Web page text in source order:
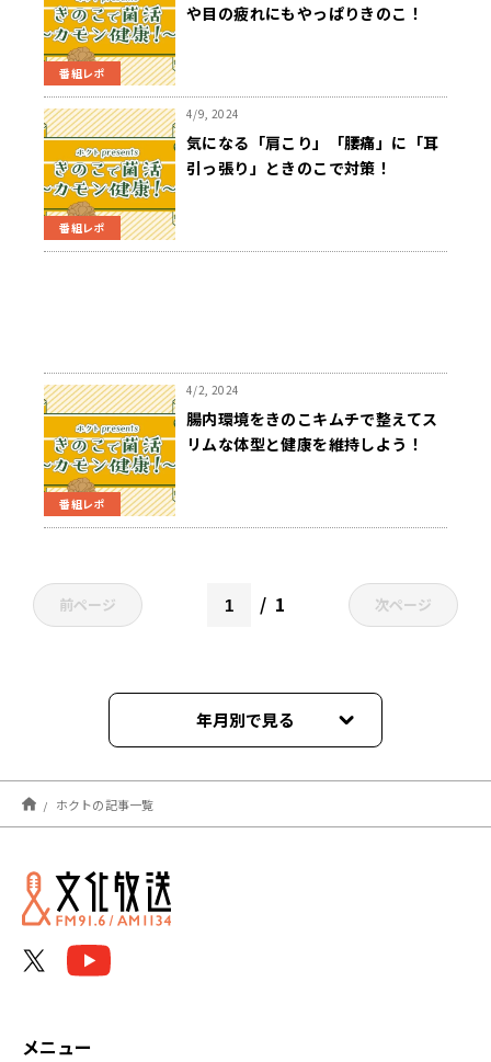
番組レポ
や目の疲れにもやっぱりきのこ！
番組レポ
4/9, 2024
気になる「肩こり」「腰痛」に「耳
引っ張り」ときのこで対策！
番組レポ
4/2, 2024
腸内環境をきのこキムチで整えてス
リムな体型と健康を維持しよう！
前ページ 1 次ページ
年月別で見る
2025年09月
2025年08月
2025年07月
ホクトの記事一覧
メニュー